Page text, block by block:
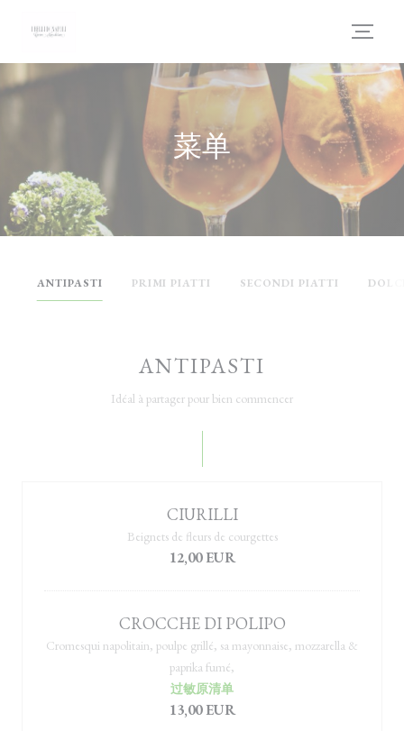
菜单
ANTIPASTI PRIMI PIATTI SECONDI PIATTI
ANTIPASTI
Idéal à partager pour bien commencer
CIURILLI
Beignets de fleurs de courgettes
12,00 EUR
CROCCHE DI POLIPO
Cromesqui napolitain, poulpe grillé, sa mayonnaise, mozzarella &
paprika fumé,
过敏原清单
13,00 EUR